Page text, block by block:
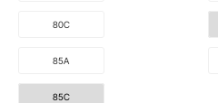
80C
85A
85C